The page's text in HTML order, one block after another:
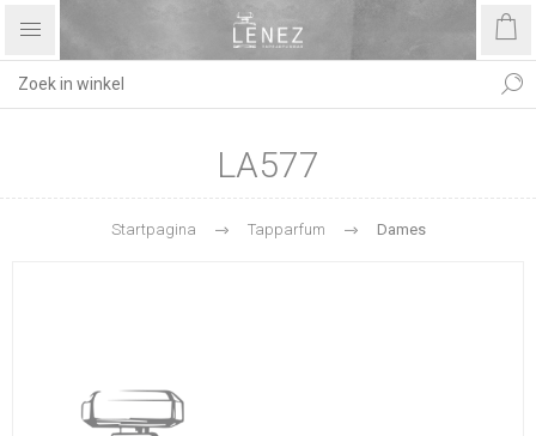
LA577
Startpagina Tapparfum Dames